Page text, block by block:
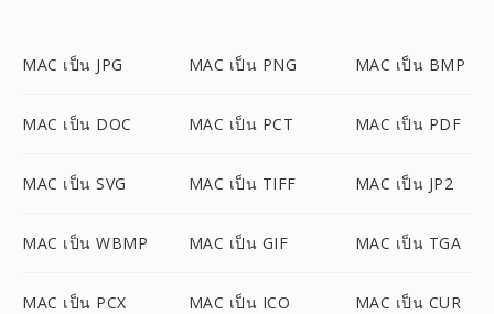
MAC เป็น JPG MAC เป็น PNG MAC เป็น BMP
MAC เป็น DOC MAC เป็น PCT MAC เป็น PDF
MAC เป็น SVG MAC เป็น TIFF MAC เป็น JP2
MAC เป็น WBMP MAC เป็น GIF MAC เป็น TGA
MAC เป็น PCX MAC เป็น ICO MAC เป็น CUR